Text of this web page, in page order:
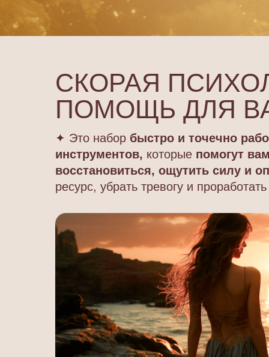
✦ Это набор быстро и точечно
инструментов, которые помогут
восстановиться, ощутить силу и
ресурс, убрать тревогу и
СКОРАЯ
ПОМОЩЬ ДЛЯ